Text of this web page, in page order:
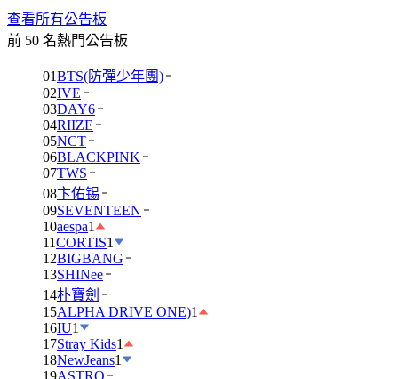
查看所有公告板
前 50 名熱門公告板
01BTS(防彈少年團)
02IVE
03DAY6
04RIIZE
05NCT
06BLACKPINK
07TWS
08卞佑锡
09SEVENTEEN
10aespa1
11CORTIS1
12BIGBANG
13SHINee
14朴寶劍
15ALPHA DRIVE ONE)1
16IU1
17Stray Kids1
18NewJeans1
19ASTRO